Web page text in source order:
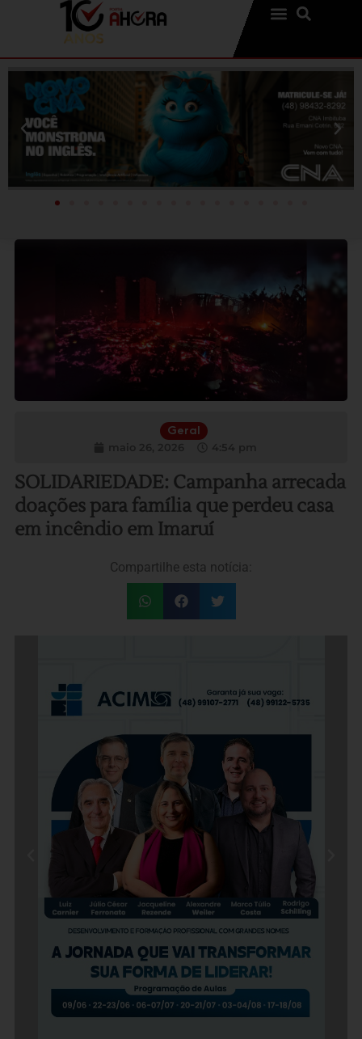
Geral
SOLIDARIEDADE: Campanha arrecada
doações para família que perdeu casa
em incêndio em Imaruí
Compartilhe esta notícia: